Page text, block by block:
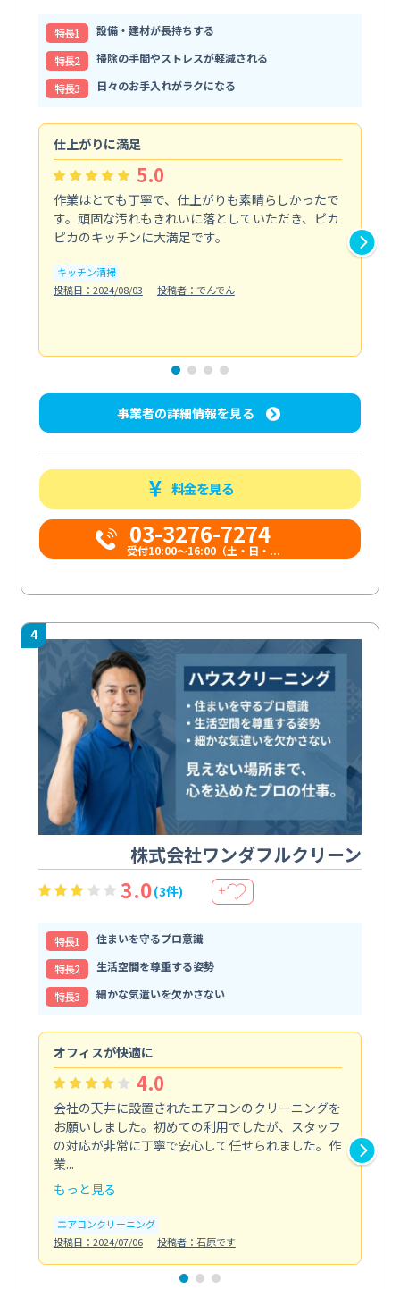
特⻑1
設備・建材が長持ちする
特⻑2
掃除の手間やストレスが軽減される
特⻑3
日々のお手入れがラクになる
仕上がりに満足
5.0
作業はとても丁寧で、仕上がりも素晴らしかったで
す。頑固な汚れもきれいに落としていただき、ピカ
ピカのキッチンに大満足です。
キッチン清掃
投稿日：2024/08/03
投稿者：でんでん
事業者の詳細情報を見る
料金を見る
03-3276-7274
受付10:00〜16:00（土・日・...
4
株式会社ワンダフルクリーン
3.0(3件) ＋
特⻑1
住まいを守るプロ意識
特⻑2
生活空間を尊重する姿勢
特⻑3
細かな気遣いを欠かさない
オフィスが快適に
4.0
会社の天井に設置されたエアコンのクリーニングを
お願いしました。初めての利用でしたが、スタッフ
の対応が非常に丁寧で安心して任せられました。作
業...
もっと見る
エアコンクリーニング
投稿日：2024/07/06
投稿者：石原です